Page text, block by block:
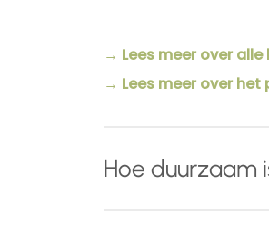
→ Lees meer over
→ Lees meer over het
Hoe duurzaam